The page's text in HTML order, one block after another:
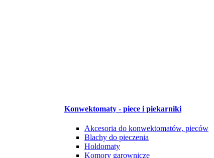
Konwektomaty - piece i piekarniki
Akcesoria do konwektomatów, pieców
Blachy do pieczenia
Holdomaty
Komory garownicze